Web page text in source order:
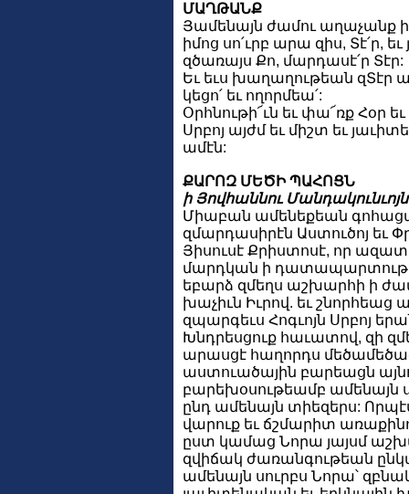
ՄԱՂԹԱՆՔ
Յամենայն ժամու աղաչանք
իմոց սո՛ւրբ արա զիս, Տէ՛ր,
զծառայս Քո, մարդասէ՛ր Տէր:
Եւ եւս խաղաղութեան զՏէր
կեցո՛ եւ ողորմեա՛:
Օրհնութի՜ւն եւ փա՜ռք Հօր եւ
Սրբոյ այժմ եւ միշտ եւ
ամէն:
ՔԱՐՈԶ ՄԵԾԻ ՊԱՀՈՑՆ
ի Յովհաննու
Միաբան ամենեքեան
զմարդասիրէն Աստուծոյ եւ
Յիսուսէ Քրիստոսէ, որ
մարդկան ի
եբարձ զմեղս աշխարհի ի
խաչիւն Իւրով. եւ
զպարգեւս Հոգւոյն Սրբոյ
Խնդրեսցուք հաւատով, զի
արասցէ հաղորդս
աստուածային բարեացն
բարեխօսութեամբ ամենայն
ընդ ամենայն տիեզերս:
վարուք եւ ճշմարիտ
ըստ կամաց Նորա յայսմ
զվիճակ ժառանգութեան
ամենայն սուրբս Նորա՝